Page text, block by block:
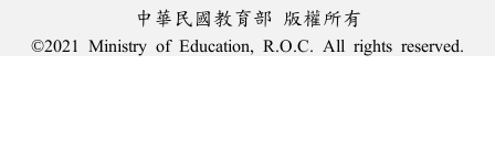
中華民國教育部 版權所有
©2021 Ministry of Education, R.O.C. All rights reserved.